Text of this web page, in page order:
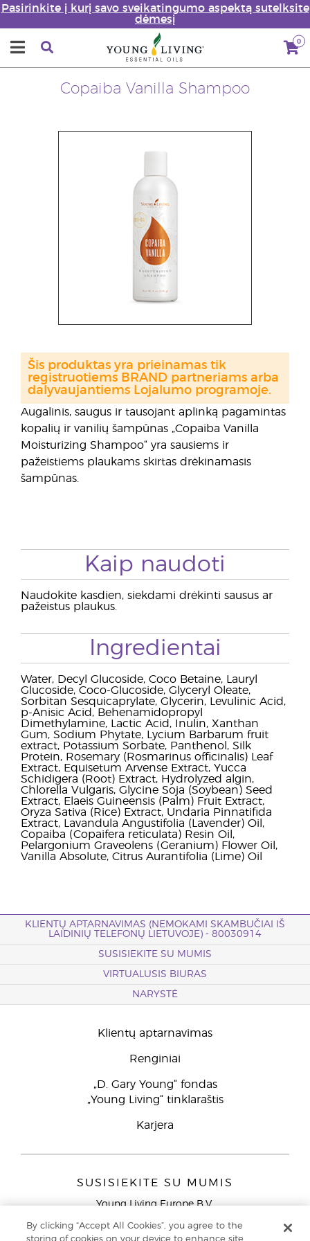
Pasirinkite į kurį savo sveikatingumo aspektą sutelksite
dėmesį
0
Copaiba Vanilla Shampoo
Augalinis, saugus ir tausojant aplinką pagamintas
kopalių ir vanilių šampūnas „Copaiba Vanilla
Moisturizing Shampoo“ yra sausiems ir
pažeistiems plaukams skirtas drėkinamasis
šampūnas.
Šis produktas yra prieinamas tik
registruotiems BRAND partneriams arba
dalyvaujantiems Lojalumo programoje.
Kaip naudoti
Naudokite kasdien, siekdami drėkinti sausus ar
pažeistus plaukus.
Ingredientai
Water, Decyl Glucoside, Coco Betaine, Lauryl
Glucoside, Coco-Glucoside, Glyceryl Oleate,
Sorbitan Sesquicaprylate, Glycerin, Levulinic Acid,
p-Anisic Acid, Behenamidopropyl
Dimethylamine, Lactic Acid, Inulin, Xanthan
Gum, Sodium Phytate, Lycium Barbarum fruit
extract, Potassium Sorbate, Panthenol, Silk
Protein, Rosemary (Rosmarinus officinalis) Leaf
Extract, Equisetum Arvense Extract, Yucca
Schidigera (Root) Extract, Hydrolyzed algin,
Chlorella Vulgaris, Glycine Soja (Soybean) Seed
Extract, Elaeis Guineensis (Palm) Fruit Extract,
Oryza Sativa (Rice) Extract, Undaria Pinnatifida
Extract, Lavandula Angustifolia (Lavender) Oil,
Copaiba (Copaifera reticulata) Resin Oil,
Pelargonium Graveolens (Geranium) Flower Oil,
Vanilla Absolute, Citrus Aurantifolia (Lime) Oil
KLIENTŲ APTARNAVIMAS (NEMOKAMI SKAMBUČIAI IŠ
LAIDINIŲ TELEFONŲ LIETUVOJE) - 80030914
SUSISIEKITE SU MUMIS
VIRTUALUSIS BIURAS
NARYSTĖ
Klientų aptarnavimas
Renginiai
„D. Gary Young“ fondas
„Young Living“ tinklaraštis
Karjera
SUSISIEKITE SU MUMIS
Young Living Europe B.V.
9727 AJ Groningen
By clicking “Accept All Cookies”, you agree to the